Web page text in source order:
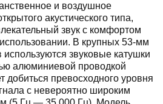
и воздушное
акустического типа,
звук с комфортом
В крупных 53-мм
звуковые катушки
алюминиевой проводкой
добиться превосходного уровня
с невероятно широким